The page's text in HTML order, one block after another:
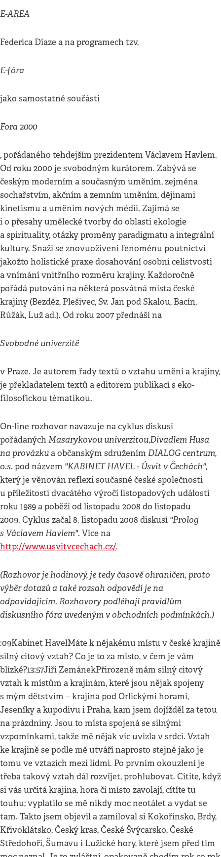
E-AREA
Federica Díaze a na programech tzv.
E-fóra
jako samostatné součásti
Fora 2000
, pořádaného tehdejším prezidentem Václavem Havlem.
Od roku 2000 je svobodným kurátorem. Zabývá se
českým moderním a současným uměním, zejména
sochařstvím, akčním a zemním uměním, dějinami
kinetismu a uměním nových médií. Zajímá se
i o přesahy umělecké tvorby do oblasti ekologie
a spirituality, otázky proměny paradigmatu a integrální
kultury. Snaží se znovuoživení fenoménu poutnictví
jakožto holistické praxe dosahování osobní celistvosti
a vnímání vnitřního rozměru krajiny. Každoročně
pořádá putování na některá posvátná místa české
krajiny (Bezděz, Plešivec, Sv. Jan pod Skalou, Bacín,
Růžák, Luž ad.). Od roku 2007 přednáší na
Svobodné univerzitě
v Praze. Je autorem řady textů o vztahu umění a krajiny,
je překladatelem textů a editorem publikací s eko-
filosofickou tématikou.
On-line rozhovor navazuje na cyklus diskusí
pořádanýchMasarykovou univerzitou,Divadlem Husa
na provázkua občanským sdružením DIALOG centrum,
o.s. pod názvem "KABINET HAVEL - Úsvit v Čechách",
který je věnován reflexi současné české společnosti
u příležitosti dvacátého výročí listopadových událostí
roku 1989 a poběží od listopadu 2008 do listopadu
2009. Cyklus začal 8. listopadu 2008 diskusí "Prolog
s Václavem Havlem". Více na
http://www.usvitvcechach.cz/.
(Rozhovor je hodinový, je tedy časově ohraničen, proto
výběr dotazů a také rozsah odpovědí je na
odpovídajícím. Rozhovory podléhají pravidlům
diskusního fóra uvedeným v obchodních podmínkách.)
:09Kabinet HavelMáte k nějakému místu v české krajině
silný citový vztah? Co je to za místo, v čem je vám
blízké?13:57Jiří ZemánekPřirozeně mám silný citový
vztah k místům a krajinám, které jsou nějak spojeny
s mým dětstvím – krajina pod Orlickými horami,
Jeseníky a kupodivu i Praha, kam jsem dojížděl za tetou
na prázdniny. Jsou to místa spojená se silnými
vzpomínkami, takže mě nějak víc uvízla v srdci. Vztah
ke krajině se podle mě utváří naprosto stejně jako je
tomu ve vztazích mezi lidmi. Po prvním okouzlení je
třeba takový vztah dál rozvíjet, prohlubovat. Cítíte, když
si vás určitá krajina, hora či místo zavolají, cítíte tu
touhu; vyplatilo se mě nikdy moc neotálet a vydat se
tam. Takto jsem objevil a zamiloval si Kokořínsko, Brdy,
Křivoklátsko, Český kras, České Švýcarsko, České
Středohoří, Šumavu i Lužické hory, které jsem před tím